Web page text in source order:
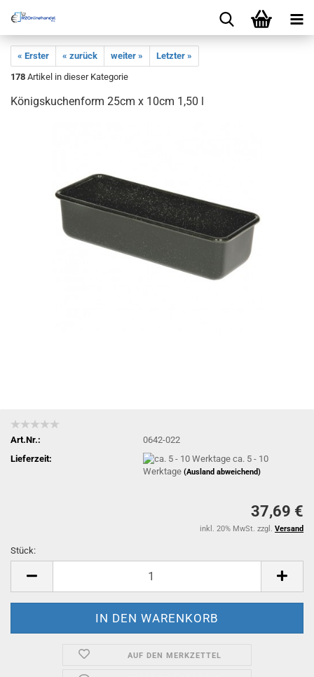
« Erster « zurück weiter »
Letzter »
178 Artikel in dieser Kategorie
Königskuchenform 25cm x 10cm 1,50 l
Art.Nr.:
0642-022
Lieferzeit:
ca. 5 - 10
Werktage(Ausland abweichend)
37,69 €
inkl. 20% MwSt. zzgl. Versand
Stück:
AUF DEN MERKZETTEL